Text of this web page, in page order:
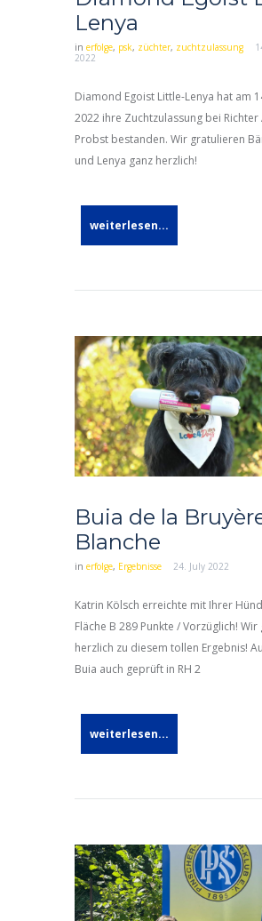
Lenya
in erfolge, psk, züchter, zuchtzulassung
2022
Diamond Egoist Little-Lenya hat am
2022 ihre Zuchtzulassung bei
Probst bestanden. Wir gratulieren
und Lenya ganz herzlich!
weiterlesen...
Buia de la
Blanche
in erfolge, Ergebnisse 24. July 2022
Katrin Kölsch erreichte mit Ihrer
Fläche B 289 Punkte / Vorzüglich!
herzlich zu diesem tollen Ergebnis!
Buia auch geprüft in RH 2
weiterlesen...